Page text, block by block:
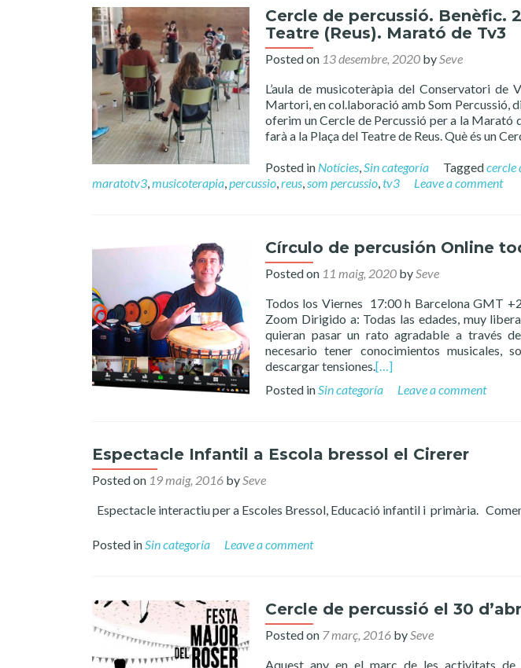
Cercle de percussió. Benèfic.
Teatre (Reus). Marató de Tv3
Posted on 13 desembre, 2020 bySeve
L’aula de musicoteràpia del Conservatori
Martori, en col.laboració amb Som Percussió,
oferim un Cercle de Percussió per a la Marató
farà a la Plaça del Teatre de Reus. Què és un
Posted in Notícies,Sin categoría Taggedcercle
maratotv3,musicoterapia,percussio,reus,som percussio,tv3 Leave a comment
Círculo de percusión Online
Posted on 11 maig, 2020 bySeve
Todos los Viernes 17:00 h Barcelona GMT
Zoom Dirigido a: Todas las edades, muy
quieran pasar un rato agradable a través
necesario tener conocimientos musicales,
descargar tensiones.[…]
Posted inSin categoría Leave a comment
Espectacle Infantil a Escola bressol el Cirerer
Posted on 19 maig, 2016 bySeve
Espectacle interactiu per a Escoles Bressol, Educació infantil i primària.
Posted inSin categoría Leave a comment
Cercle de percussió el 30
Posted on 7 març, 2016 bySeve
Aquest any en el marc de les activitats